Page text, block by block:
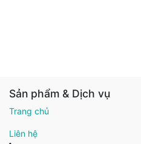
Sản phẩm & Dịch vụ
Trang chủ
Liên hệ